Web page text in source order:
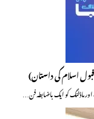
اسلام کی داستان)
ماڈلنگ کو ایک باضابطہ فن…